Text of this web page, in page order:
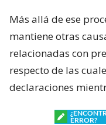
Más allá de ese
mantiene otras
relacionadas con
respecto de las
declaraciones
ERROR?